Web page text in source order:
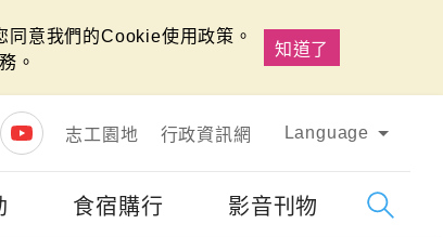
意我們的Cookie使用政策。
。
知道了
志工園地
行政資訊網 Language
食宿購行 影音刊物